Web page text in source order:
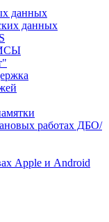
данных
данных
работах ДБО/
Apple и Android